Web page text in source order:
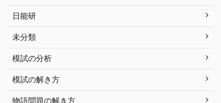
日能研
未分類
模試の分析
模試の解き方
物語問題の解き方